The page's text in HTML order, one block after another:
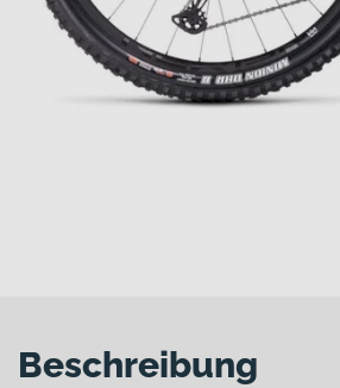
Beschreibung